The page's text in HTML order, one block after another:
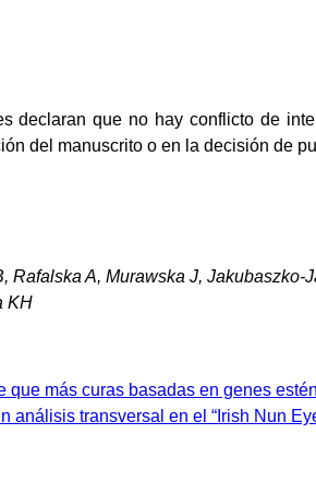
declaran que no hay conflicto de
del manuscrito o en la decisión de
Rafalska A, Murawska J,
KH
más curas basadas en genes
transversal en el “Irish Nun